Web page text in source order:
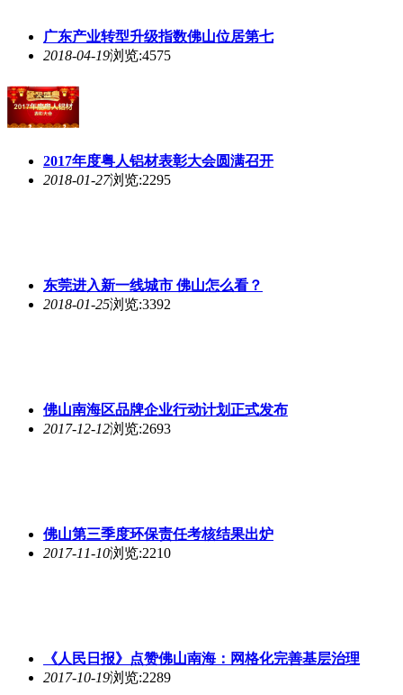
广东产业转型升级指数佛山位居第七
2018-04-19浏览:4575
2017年度粤人铝材表彰大会圆满召开
2018-01-27浏览:2295
东莞进入新一线城市 佛山怎么看？
2018-01-25浏览:3392
佛山南海区品牌企业行动计划正式发布
2017-12-12浏览:2693
佛山第三季度环保责任考核结果出炉
2017-11-10浏览:2210
《人民日报》点赞佛山南海：网格化完善基层治理
2017-10-19浏览:2289